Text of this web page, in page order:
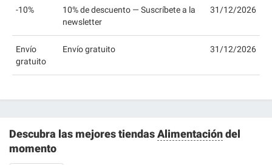
-10%
10% de descuento — Suscríbete a la
newsletter
31/12/2026
Envío
gratuito
Envío gratuito 31/12/2026
Descubra las mejores tiendasAlimentacióndel
momento